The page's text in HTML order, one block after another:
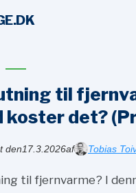
til
koster det?
den17.3.2026af Tobias
til fjernvarme? I